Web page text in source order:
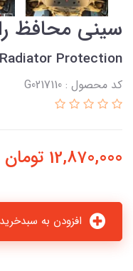
سینی محافظ
Protection
کد محصول : G0217110
12,870,000 تومان